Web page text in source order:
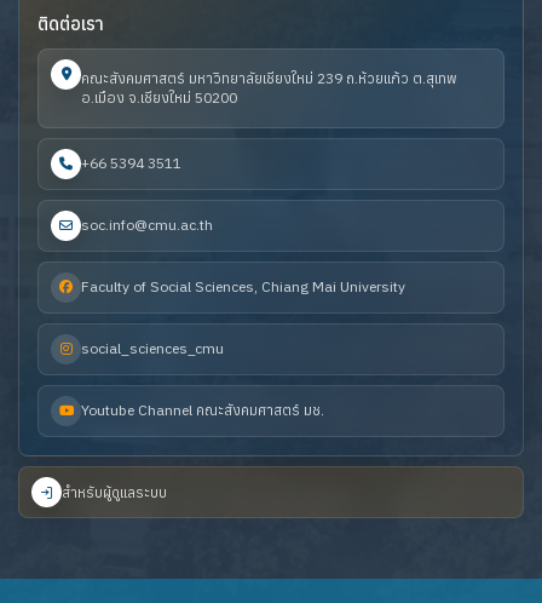
ติดต่อเรา
คณะสังคมศาสตร์ มหาวิทยาลัยเชียงใหม่ 239 ถ.ห้วยแก้ว ต.สุเทพ
อ.เมือง จ.เชียงใหม่ 50200
+66 5394 3511
soc.info@cmu.ac.th
Faculty of Social Sciences, Chiang Mai University
social_sciences_cmu
Youtube Channel คณะสังคมศาสตร์ มช.
สำหรับผู้ดูแลระบบ